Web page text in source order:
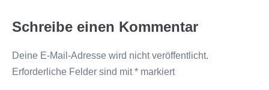
Schreibe einen Kommentar
Deine E-Mail-Adresse wird nicht veröffentlicht.
Erforderliche Felder sind mit* markiert